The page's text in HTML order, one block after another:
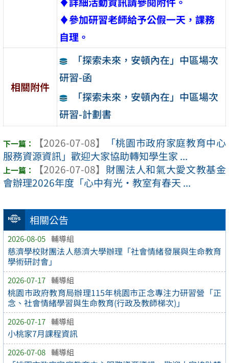
相關公告
2026-08-05 輔導組
慈濟學校財團法人慈濟大學辦理「社會情緒發展與生命教育
學術研討會」
2026-07-17 輔導組
桃園市政府教育局辦理115年桃園市正念專注力研習營「正
念、社會情緒學習與生命教育(行政及教師梯次)」
2026-07-17 輔導組
小桃家7月課程資訊
2026-07-08 輔導組
♦參加研習老師給予公假一天，課務
自理。
相關附件
「探索未來，安頓內在」中區場次
研習-函
「探索未來，安頓內在」中區場次
研習-計劃書
【2026-07-08】
「桃園市政府家庭教育中心
服務資源資訊」歡迎大家協助轉知學生家 ...
【2026-07-08】 財團法人和氣大愛文教基金
會辦理2026年度「心中有光・教室有春天 ...